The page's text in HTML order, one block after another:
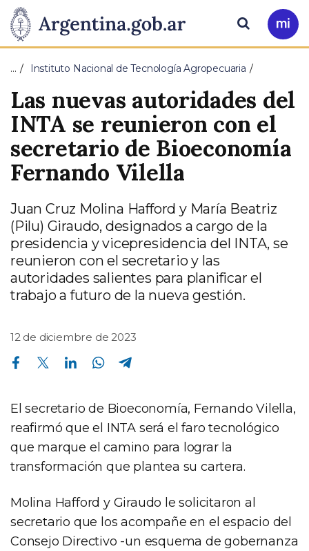
Presidencia
de
la
Nación
Pasar al contenido principal
Ir
a
Buscar
… Instituto Nacional de Tecnología Agropecuaria
Las nuevas autoridades del
INTA se reunieron con el
secretario de Bioeconomía
Fernando Vilella
Juan Cruz Molina Hafford y María Beatriz
(Pilu) Giraudo, designados a cargo de la
presidencia y vicepresidencia del INTA, se
reunieron con el secretario y las
autoridades salientes para planificar el
trabajo a futuro de la nueva gestión.
12 de diciembre de 2023
Compartir en Facebook Compartir en Twitter Compartir en Linkedin Compartir en Whatsapp
El secretario de Bioeconomía, Fernando Vilella,
reafirmó que el INTA será el faro tecnológico
que marque el camino para lograr la
transformación que plantea su cartera.
Molina Hafford y Giraudo le solicitaron al
secretario que los acompañe en el espacio del
Consejo Directivo -un esquema de gobernanza